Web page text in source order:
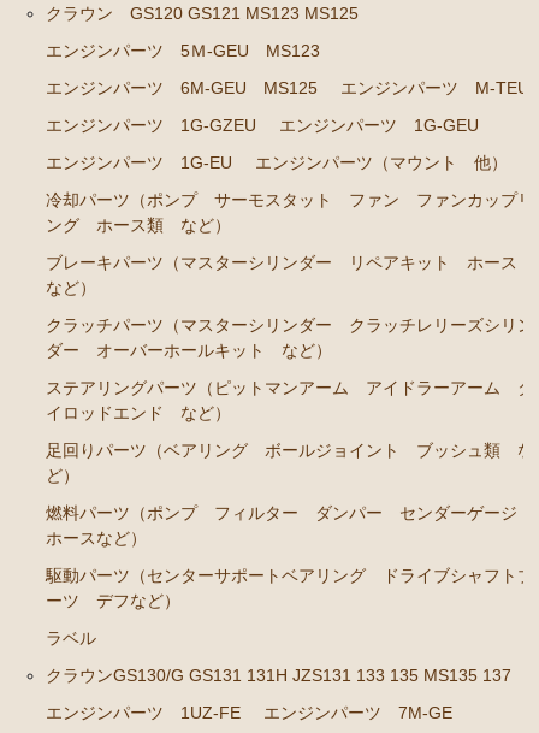
アーム タイロッドエンド など）
シュ類 など）
燃料パーツ（ポンプ フィルター ダンパー センダ
ーゲージ ホースなど）
駆動パーツ（センターサポートベアリング ドライブ
シャフトブーツ デフなど）
クラウンGS130/G GS131 131H JZS131 133 135 MS135
137
エンジンパーツ 1UZ-FE
エンジンパーツ 7M-GE
エンジンパーツ 2JZ-GE JZS133 JZS135
エンジンパーツ 1JZ-GE JZS131 JZS130G
エンジンパーツ 1G-GZE
エンジンパーツ 1G-GE
エンジンパーツ 1G-FE
エンジンパーツ 1G-E
クラウン GS120 GS121 MS123 MS125
エンジンパーツ 5Ｍ-GEU MS123
エンジンパーツ 6M-GEU MS125
エンジンパーツ M-TEU
エンジンパーツ 1G-GZEU
エンジンパーツ 1G-GEU
エンジンパーツ 1G-EU
エンジンパーツ（マウント 他）
冷却パーツ（ポンプ サーモスタット ファン ファンカップリ
ング ホース類 など）
ブレーキパーツ（マスターシリンダー リペアキット ホース
など）
クラッチパーツ（マスターシリンダー クラッチレリーズシリン
ダー オーバーホールキット など）
ステアリングパーツ（ピットマンアーム アイドラーアーム タ
イロッドエンド など）
足回りパーツ（ベアリング ボールジョイント ブッシュ類 な
ど）
燃料パーツ（ポンプ フィルター ダンパー センダーゲージ
ホースなど）
駆動パーツ（センターサポートベアリング ドライブシャフトブ
ーツ デフなど）
ラベル
クラウンGS130/G GS131 131H JZS131 133 135 MS135 137
エンジンパーツ 1UZ-FE
エンジンパーツ 7M-GE